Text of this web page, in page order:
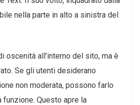
nella parte in alto a sinistra del
oscenità all’interno del sito, ma è
Se gli utenti desiderano
non moderata, possono farlo
Questo apre la